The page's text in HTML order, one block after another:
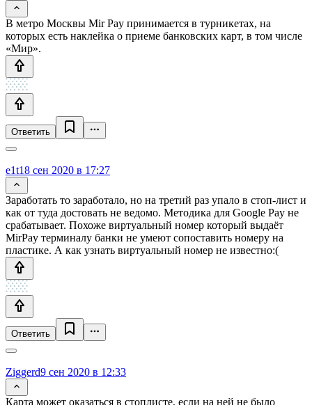
В метро Москвы Mir Pay принимается в турникетах, на
которых есть наклейка о приеме банковских карт, в том числе
«Мир».
Ответить
e1t18 сен 2020 в 17:27
Заработать то заработало, но на третий раз упало в стоп-лист и
как от туда достовать не ведомо. Методика для Google Pay не
срабатывает. Похоже виртуальный номер который выдаёт
MirPay терминалу банки не умеют сопоставить номеру на
пластике. А как узнать виртуальный номер не известно:(
Ответить
Ziggerd9 сен 2020 в 12:33
Карта может оказаться в стоплисте, если на ней не было